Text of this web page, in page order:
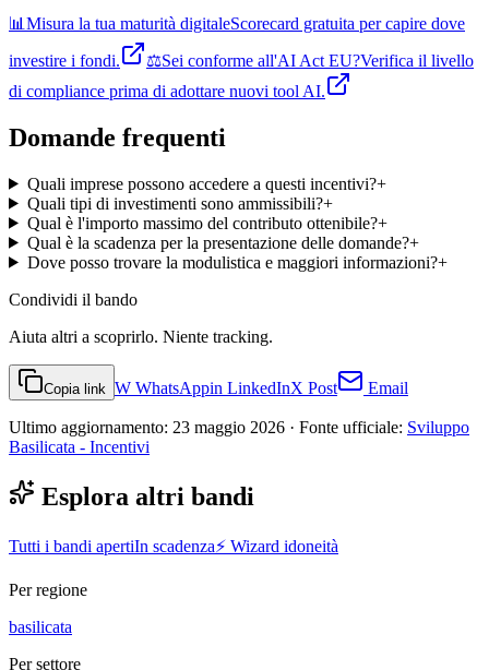
📊 Misura la tua maturità digitaleScorecard gratuita per capire dove
investire i fondi.
⚖️Sei conforme all'AI Act EU?Verifica il livello
di compliance prima di adottare nuovi tool AI.
Domande frequenti
Quali imprese possono accedere a questi incentivi?+
Quali tipi di investimenti sono ammissibili?+
Qual è l'importo massimo del contributo ottenibile?+
Qual è la scadenza per la presentazione delle domande?+
Dove posso trovare la modulistica e maggiori informazioni?+
Condividi il bando
Aiuta altri a scoprirlo. Niente tracking.
Copia link W WhatsAppin LinkedInX Post Email
Ultimo aggiornamento: 23 maggio 2026 · Fonte ufficiale: Sviluppo
Basilicata - Incentivi
Esplora altri bandi
Tutti i bandi apertiIn scadenza⚡ Wizard idoneità
Per regione
basilicata
Per settore